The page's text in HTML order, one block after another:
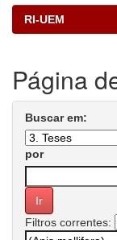
RI-UEM
Página
Buscar em:
por
Filtros correntes: